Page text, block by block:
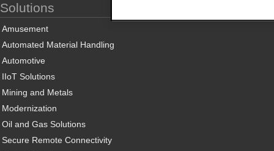
Solutions
Amusement
Automated Material Handling
Automotive
IIoT Solutions
Mining and Metals
Modernization
Oil and Gas Solutions
Secure Remote Connectivity